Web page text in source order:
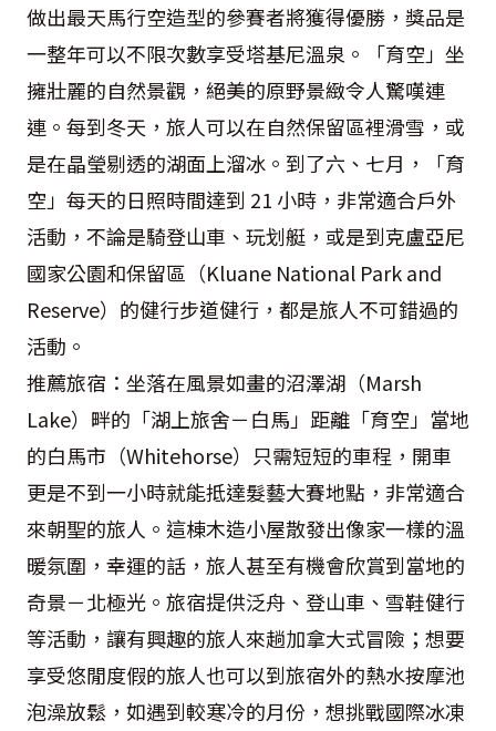
做出最天馬行空造型的參賽者將獲得優勝，獎品是
一整年可以不限次數享受塔基尼溫泉。「育空」坐
擁壯麗的自然景觀，絕美的原野景緻令人驚嘆連
連。每到冬天，旅人可以在自然保留區裡滑雪，或
是在晶瑩剔透的湖面上溜冰。到了六、七月，「育
空」每天的日照時間達到 21 小時，非常適合戶外
活動，不論是騎登山車、玩划艇，或是到克盧亞尼
國家公園和保留區（Kluane National Park and
Reserve）的健行步道健行，都是旅人不可錯過的
活動。
推薦旅宿：坐落在風景如畫的沼澤湖（Marsh
Lake）畔的「湖上旅舍－白馬」距離「育空」當地
的白馬市（Whitehorse）只需短短的車程，開車
更是不到一小時就能抵達髮藝大賽地點，非常適合
來朝聖的旅人。這棟木造小屋散發出像家一樣的溫
暖氛圍，幸運的話，旅人甚至有機會欣賞到當地的
奇景－北極光。旅宿提供泛舟、登山車、雪鞋健行
等活動，讓有興趣的旅人來趟加拿大式冒險；想要
享受悠閒度假的旅人也可以到旅宿外的熱水按摩池
泡澡放鬆，如遇到較寒冷的月份，想挑戰國際冰凍